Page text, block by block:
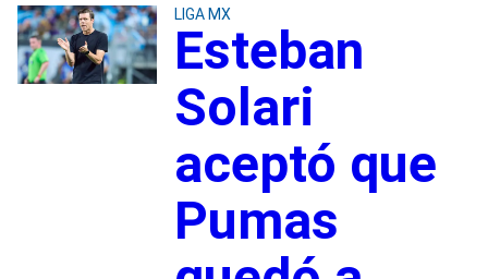
LIGA MX
Esteban
Solari
aceptó que
Pumas